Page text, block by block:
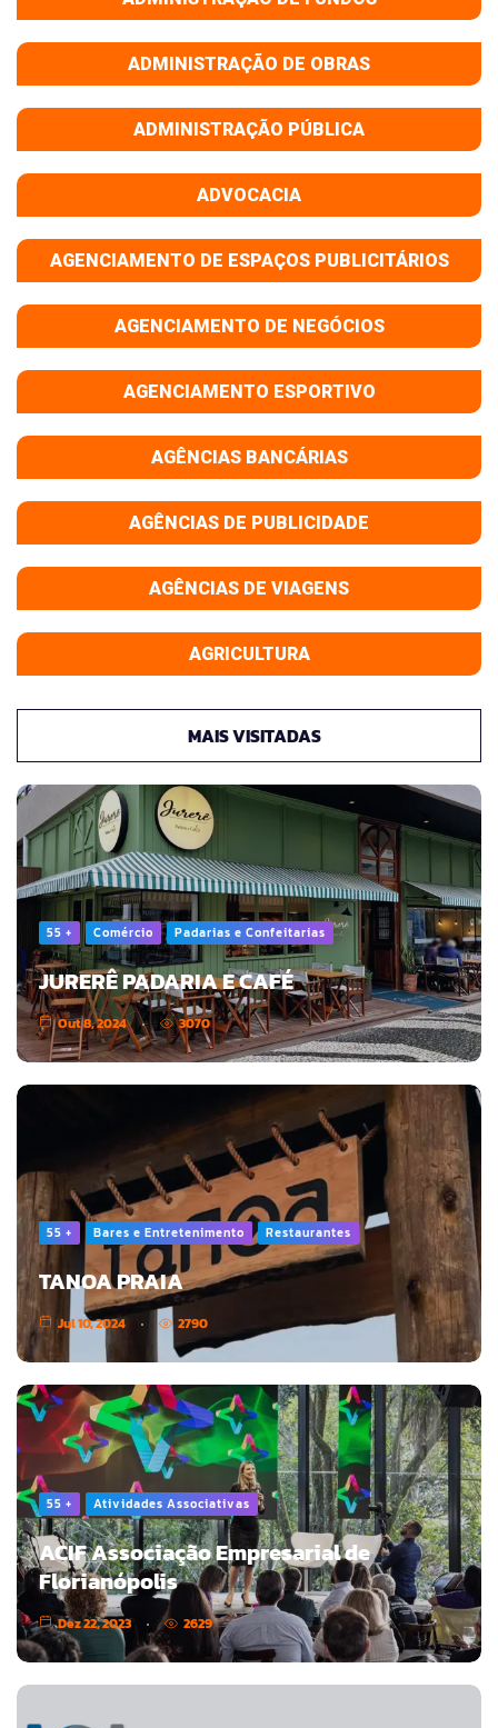
ADMINISTRAÇÃO DE OBRAS
ADMINISTRAÇÃO PÚBLICA
ADVOCACIA
AGENCIAMENTO DE ESPAÇOS PUBLICITÁRIOS
AGENCIAMENTO DE NEGÓCIOS
AGENCIAMENTO ESPORTIVO
AGÊNCIAS BANCÁRIAS
AGÊNCIAS DE PUBLICIDADE
AGÊNCIAS DE VIAGENS
AGRICULTURA
MAIS VISITADAS
55 + Comércio Padarias e Confeitarias
JURERÊ PADARIA E CAFÉ
Out 8, 2024 3070
55 + Bares e Entretenimento Restaurantes
TANOA PRAIA
Jul 10, 2024 2790
55 + Atividades Associativas
ACIF Associação Empresarial de
Florianópolis
Dez 22, 2023 2629